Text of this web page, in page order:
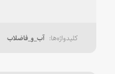
آب_و_فاضلاب